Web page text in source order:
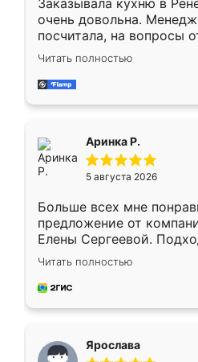
Заказывала кухню в
очень довольна.
посчитала, на вопросы
Замерщик приехал в
делу со всей
за день, ребята
Читать полностью
Аринка Р.
5 августа 2026
Больше всех мне
предложение от
Елены Сергеевой.
короткие сроки
для замера сотрудник
предложил по моему
Читать полностью
Ярослава